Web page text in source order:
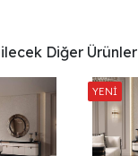
Diğer Ürünler